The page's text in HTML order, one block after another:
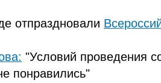
отпраздновали
"Условий проведения
понравились"